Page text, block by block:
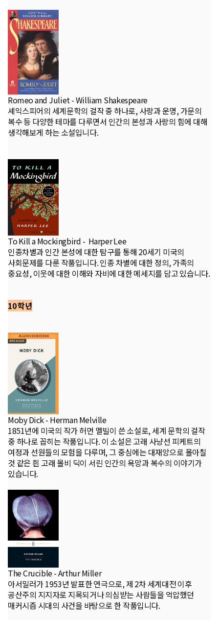
Romeo and Juliet - William Shakespeare
셰익스피어의 세계문학의 걸작 중 하나로, 사랑과 운명, 가문의
복수 등 다양한 테마를 다루면서 인간의 본성과 사랑의 힘에 대해
생각해보게 하는 소설입니다.
To Kill a Mockingbird - Harper Lee
인종차별과 인간 본성에 대한 탐구를 통해 20세기 미국의
사회문제를 다룬 작품입니다. 인종 차별에 대한 정의, 가족의
중요성, 이웃에 대한 이해와 자비에 대한 메세지를 담고 있습니다.
10 학년
Moby Dick - Herman Melville
1851년에 미국의 작가 허먼 멜빌이 쓴 소설로, 세계 문학의 걸작
중 하나로 꼽히는 작품입니다. 이 소설은 고래 사냥선 피케트의
여정과 선원들의 모험을 다루며, 그 중심에는 대재앙으로 몰아칠
것 같은 흰 고래 몰비 딕이 서린 인간의 욕망과 복수의 이야기가
있습니다.
The Crucible - Arthur Miller
아서밀러가 1953년 발표한 연극으로, 제 2차 세계대전 이후
공산주의 지지자로 지목되거나 의심받는 사람들을 억압했던
매커시즘 시대의 사건을 바탕으로 한 작품입니다.